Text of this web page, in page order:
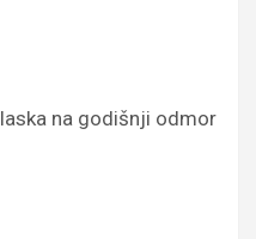
na godišnji odmor